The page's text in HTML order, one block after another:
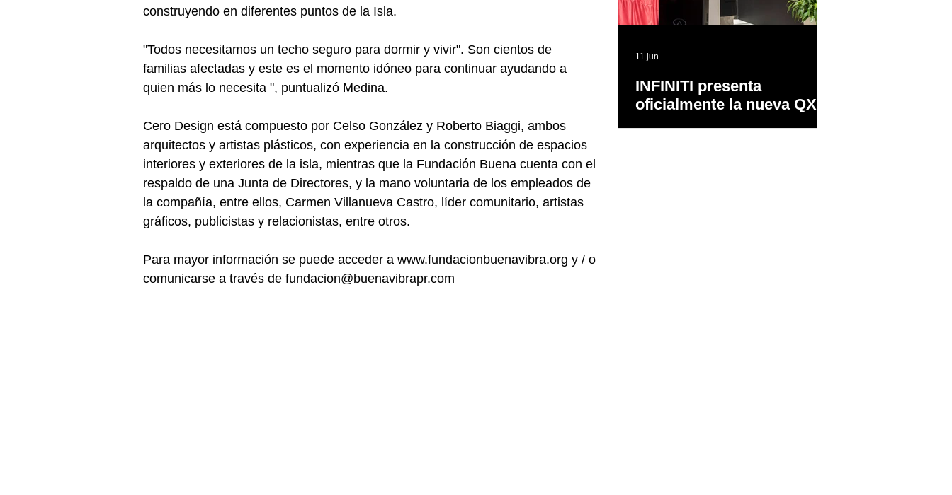
construyendo en diferentes puntos de la Isla.
"Todos necesitamos un techo seguro para dormir y vivir". Son cientos de
familias afectadas y este es el momento idóneo para continuar ayudando a
quien más lo necesita ", puntualizó Medina.
Cero Design está compuesto por Celso González y Roberto Biaggi, ambos
arquitectos y artistas plásticos, con experiencia en la construcción de espacios
interiores y exteriores de la isla, mientras que la Fundación Buena cuenta con el
respaldo de una Junta de Directores, y la mano voluntaria de los empleados de
la compañía, entre ellos, Carmen Villanueva Castro, líder comunitario, artistas
gráficos, publicistas y relacionistas, entre otros.
Para mayor información se puede acceder a www.fundacionbuenavibra.org y / o
comunicarse a través de fundacion@buenavibrapr.com
INFINITI presenta
oficialmente la nueva QX65
11 jun